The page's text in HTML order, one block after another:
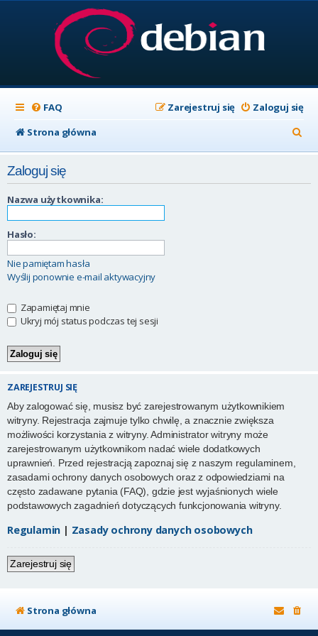
FAQ Zaloguj się
Zarejestruj się
Strona główna
z
Zaloguj się
Nazwa użytkownika:
Hasło:
Nie pamiętam hasła
Wyślij ponownie e-mail aktywacyjny
Zapamiętaj mnie
Ukryj mój status podczas tej sesji
ZAREJESTRUJ SIĘ
Aby zalogować się, musisz być zarejestrowanym użytkownikiem
witryny. Rejestracja zajmuje tylko chwilę, a znacznie zwiększa
możliwości korzystania z witryny. Administrator witryny może
zarejestrowanym użytkownikom nadać wiele dodatkowych
uprawnień. Przed rejestracją zapoznaj się z naszym regulaminem,
zasadami ochrony danych osobowych oraz z odpowiedziami na
często zadawane pytania (FAQ), gdzie jest wyjaśnionych wiele
podstawowych zagadnień dotyczących funkcjonowania witryny.
Regulamin | Zasady ochrony danych osobowych
Zarejestruj się
Strona główna